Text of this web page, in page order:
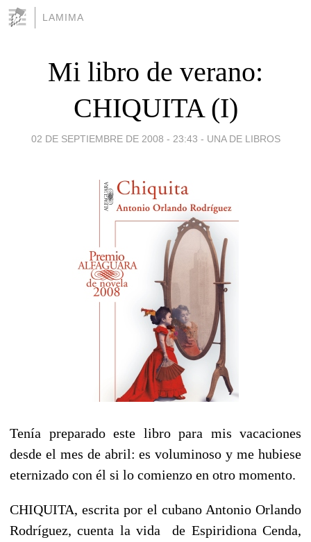
LAMIMA
Mi libro de verano:
CHIQUITA (I)
02 DE SEPTIEMBRE DE 2008 - 23:43 - UNA DE LIBROS
Tenía preparado este libro para mis vacaciones
desde el mes de abril: es voluminoso y me hubiese
eternizado con él si lo comienzo en otro momento.
CHIQUITA, escrita por el cubano Antonio Orlando
Rodríguez, cuenta la vida de Espiridiona Cenda,